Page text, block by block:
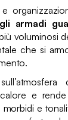
armadi
voluminosi
che si
e
e